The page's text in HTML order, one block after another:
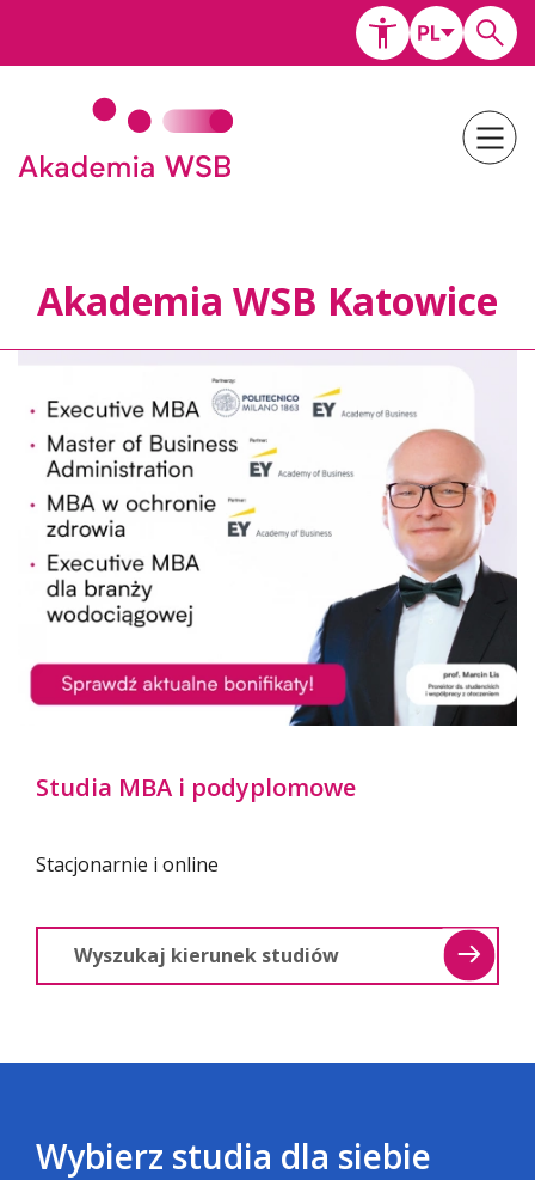
Akademia WSB Katowice
Więcej informacji
Studia MBA i podyplomowe
Stacjonarnie i online
Zapisz się na seminarium
Wybierz studia dla siebie